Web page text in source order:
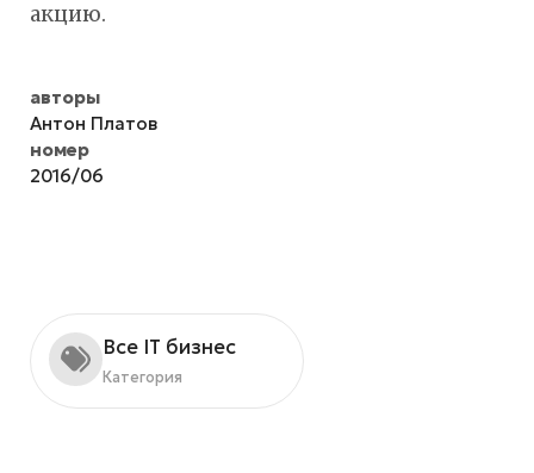
акцию.
авторы
Антон Платов
номер
2016/06
Все IT бизнес
Категория